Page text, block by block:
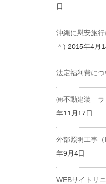
日
沖縄に慰安旅
＾) 2015年4月
法定福利費に
㈱不動建装 ラ
年11月17日
外部照明工事（
年9月4日
WEBサイトリ